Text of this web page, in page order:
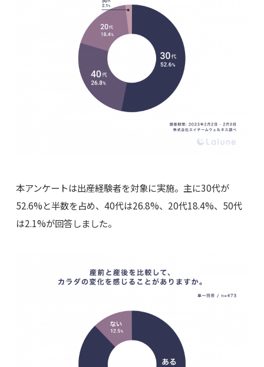
本アンケートは出産経験者を対象に実施。主に30代が
52.6%と半数を占め、40代は26.8%、20代18.4%、50代
は2.1%が回答しました。